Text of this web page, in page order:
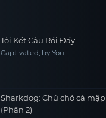
Tôi Kết Cậu Rồi Đấy
Captivated, by You
Sharkdog: Chú chó cá mập
(Phần 2)